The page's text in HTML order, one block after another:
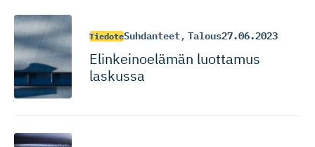
TiedoteSuhdanteet, Talous27.06.2023
Elinkeinoelämän luottamus
laskussa